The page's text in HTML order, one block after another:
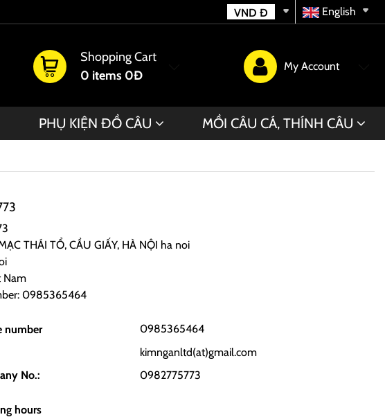
English
VND Đ
Shopping Cart
0 items 0Đ
My Account
PHỤ KIỆN ĐỒ CÂU MỒI CÂU CÁ, THÍNH CÂU
THÁI TỔ, CẦU GIẤY, HÀ NỘI ha noi
Nam
0985365464
number
0985365464
kimnganltd(at)gmail.com
No.:
0982775773
hours